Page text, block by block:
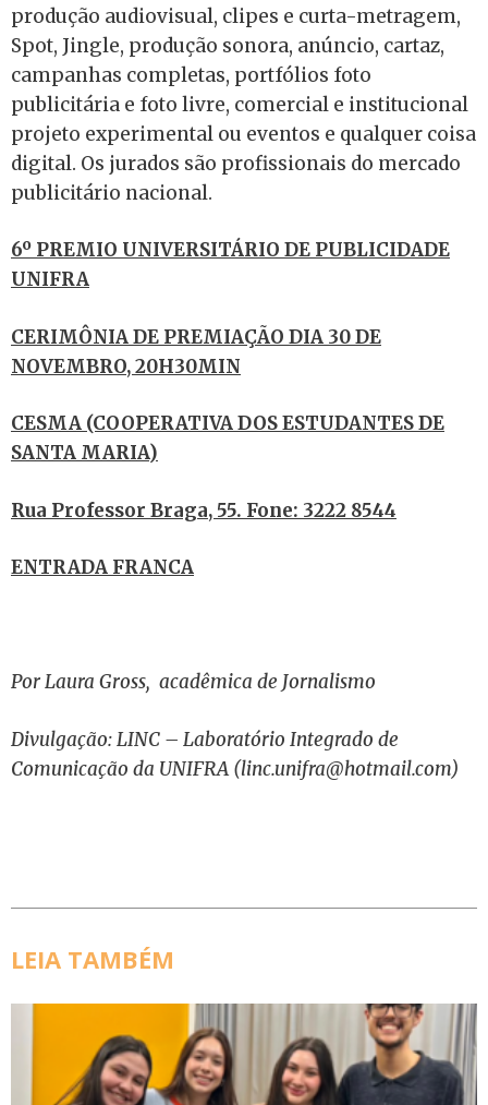
produção audiovisual, clipes e curta-metragem,
Spot, Jingle, produção sonora, anúncio, cartaz,
campanhas completas, portfólios foto
publicitária e foto livre, comercial e institucional
projeto experimental ou eventos e qualquer coisa
digital. Os jurados são profissionais do mercado
publicitário nacional.
6º PREMIO UNIVERSITÁRIO DE PUBLICIDADE
UNIFRA
CERIMÔNIA DE PREMIAÇÃO DIA 30 DE
NOVEMBRO, 20H30MIN
CESMA (COOPERATIVA DOS ESTUDANTES DE
SANTA MARIA)
Rua Professor Braga, 55. Fone: 3222 8544
ENTRADA FRANCA
Por Laura Gross, acadêmica de Jornalismo
Divulgação:LINC – Laboratório Integrado de
Comunicação da UNIFRA (linc.unifra@hotmail.com)
LEIA TAMBÉM